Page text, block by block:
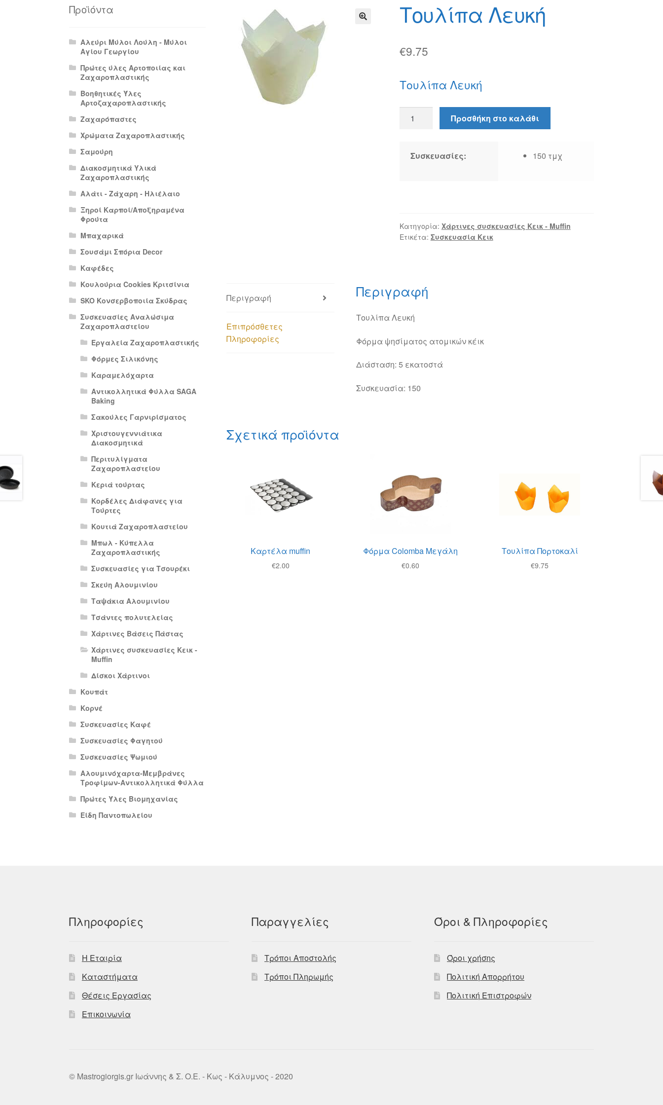
Πολιτική Απορρήτου Τουλίπα Λευκή
€9.75
Τουλίπα Λευκή
Λευκή
Προσθήκη στο καλάθι
Συσκευασίες: 150 τμχ
Κατηγορία: Χάρτινες συσκευασίες Κεικ - Muffin
Ετικέτα: Συσκευασία Κεικ
Περιγραφή
Επιπρόσθετες
Πληροφορίες
Περιγραφή
Τουλίπα Λευκή
Φόρμα ψησίματος ατομικών κέικ
Διάσταση: 5 εκατοστά
Συσκευασία: 150
Σχετικά προϊόντα
Καρτέλα muffin
€2.00
Φόρμα Colomba Μεγάλη
€0.60
Τουλίπα Πορτοκαλί
€9.75
Προϊόντα
Αλεύρι Μύλοι Λούλη - Μύλοι
Αγίου Γεωργίου
Πρώτες ύλες Αρτοποιίας και
Ζαχαροπλαστικής
Βοηθητικές Ύλες
Αρτοζαχαροπλαστικής
Ζαχαρόπαστες
Χρώματα Ζαχαροπλαστικής
Σαμούρη
Διακοσμητικά Υλικά
Ζαχαροπλαστικής
Αλάτι - Ζάχαρη - Ηλιέλαιο
Ξηροί Καρποί/Αποξηραμένα
Φρούτα
Μπαχαρικά
Σουσάμι Σπόρια Decor
Καφέδες
Κουλούρια Cookies Κριτσίνια
SKO Κονσερβοποιία Σκύδρας
Συσκευασίες Αναλώσιμα
Ζαχαροπλαστείου
Εργαλεία Ζαχαροπλαστικής
Φόρμες Σιλικόνης
Καραμελόχαρτα
Αντικολλητικά Φύλλα SAGA
Baking
Σακούλες Γαρνιρίσματος
Χριστουγεννιάτικα
Διακοσμητικά
Περιτυλίγματα
Ζαχαροπλαστείου
Κεριά τούρτας
Κορδέλες Διάφανες για
Τούρτες
Κουτιά Ζαχαροπλαστείου
Μπωλ - Κύπελλα
Ζαχαροπλαστικής
Συσκευασίες για Τσουρέκι
Σκεύη Αλουμινίου
Ταψάκια Αλουμινίου
Τσάντες πολυτελείας
Χάρτινες Βάσεις Πάστας
Χάρτινες συσκευασίες Κεικ -
Muffin
Δίσκοι Χάρτινοι
Κουπάτ
Κορνέ
Συσκευασίες Καφέ
Συσκευασίες Φαγητού
Συσκευασίες Ψωμιού
Αλουμινόχαρτα-Μεμβράνες
Τροφίμων-Αντικολλητικά Φύλλα
Πρώτες Ύλες Βιομηχανίας
Είδη Παντοπωλείου
Πληροφορίες
Η Εταιρία
Καταστήματα
Θέσεις Εργασίας
Επικοινωνία
Παραγγελίες
Τρόποι Αποστολής
Τρόποι Πληρωμής
Όροι & Πληροφορίες
Όροι χρήσης
Πολιτική Απορρήτου
Πολιτική Επιστροφών
© Mastrogiorgis.gr Ιωάννης & Σ. Ο.Ε. - Κως - Κάλυμνος - 2020